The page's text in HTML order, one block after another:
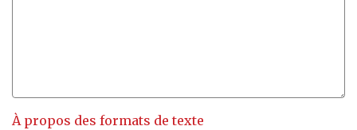
À propos des formats de texte